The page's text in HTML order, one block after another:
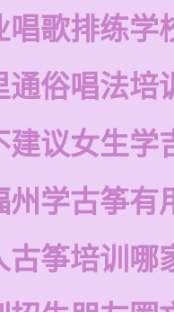
唱歌排练学
通俗唱法培
建议女生学
州学古筝有
古筝培训哪